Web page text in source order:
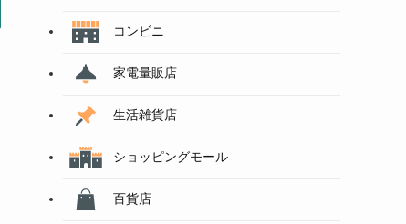
コンビニ
家電量販店
生活雑貨店
ショッピングモール
百貨店